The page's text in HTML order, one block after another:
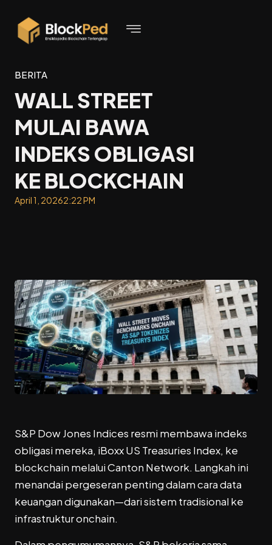
BERITA
WALL STREET
MULAI BAWA
INDEKS OBLIGASI
KE BLOCKCHAIN
April 1, 20262:22 PM
S&P Dow Jones Indices resmi membawa indeks
obligasi mereka, iBoxx US Treasuries Index, ke
blockchain melaluiCanton Network. Langkah ini
menandai pergeseran penting dalam cara data
keuangan digunakan—dari sistem tradisional ke
infrastruktur onchain.